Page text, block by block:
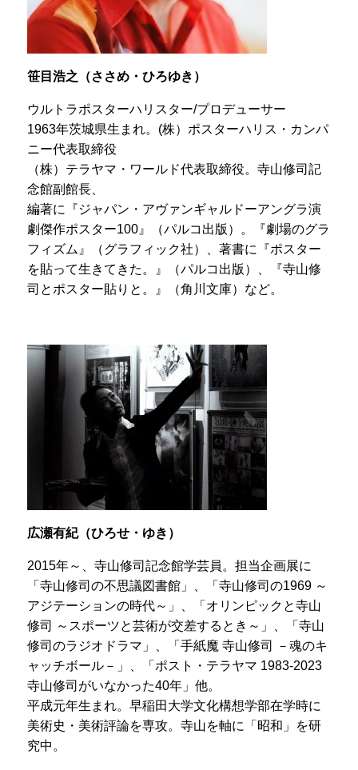
笹目浩之（ささめ・ひろゆき）
ウルトラポスターハリスター/プロデューサー
1963年茨城県生まれ。(株）ポスターハリス・カンパ
ニー代表取締役
（株）テラヤマ・ワールド代表取締役。寺山修司記
念館副館長、
編著に『ジャパン・アヴァンギャルドーアングラ演
劇傑作ポスター100』（パルコ出版）。『劇場のグラ
フィズム』（グラフィック社）、著書に『ポスター
を貼って生きてきた。』（パルコ出版）、『寺山修
司とポスター貼りと。』（角川文庫）など。
広瀬有紀（ひろせ・ゆき）
2015年～、寺山修司記念館学芸員。担当企画展に
「寺山修司の不思議図書館」、「寺山修司の1969 ～
アジテーションの時代～」、「オリンピックと寺山
修司 ～スポーツと芸術が交差するとき～」、「寺山
修司のラジオドラマ」、「手紙魔 寺山修司 －魂のキ
ャッチボール－」、「ポスト・テラヤマ 1983-2023
寺山修司がいなかった40年」他。
平成元年生まれ。早稲田大学文化構想学部在学時に
美術史・美術評論を専攻。寺山を軸に「昭和」を研
究中。